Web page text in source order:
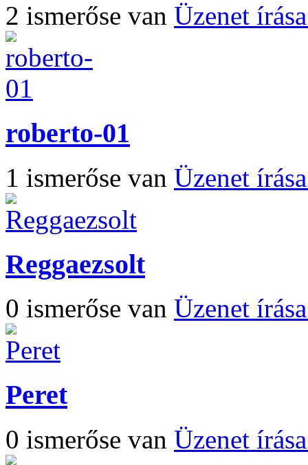
2 ismerőse van Üzenet
roberto-01
1 ismerőse van Üzenet
Reggaezsolt
0 ismerőse van Üzenet
Peret
0 ismerőse van Üzenet